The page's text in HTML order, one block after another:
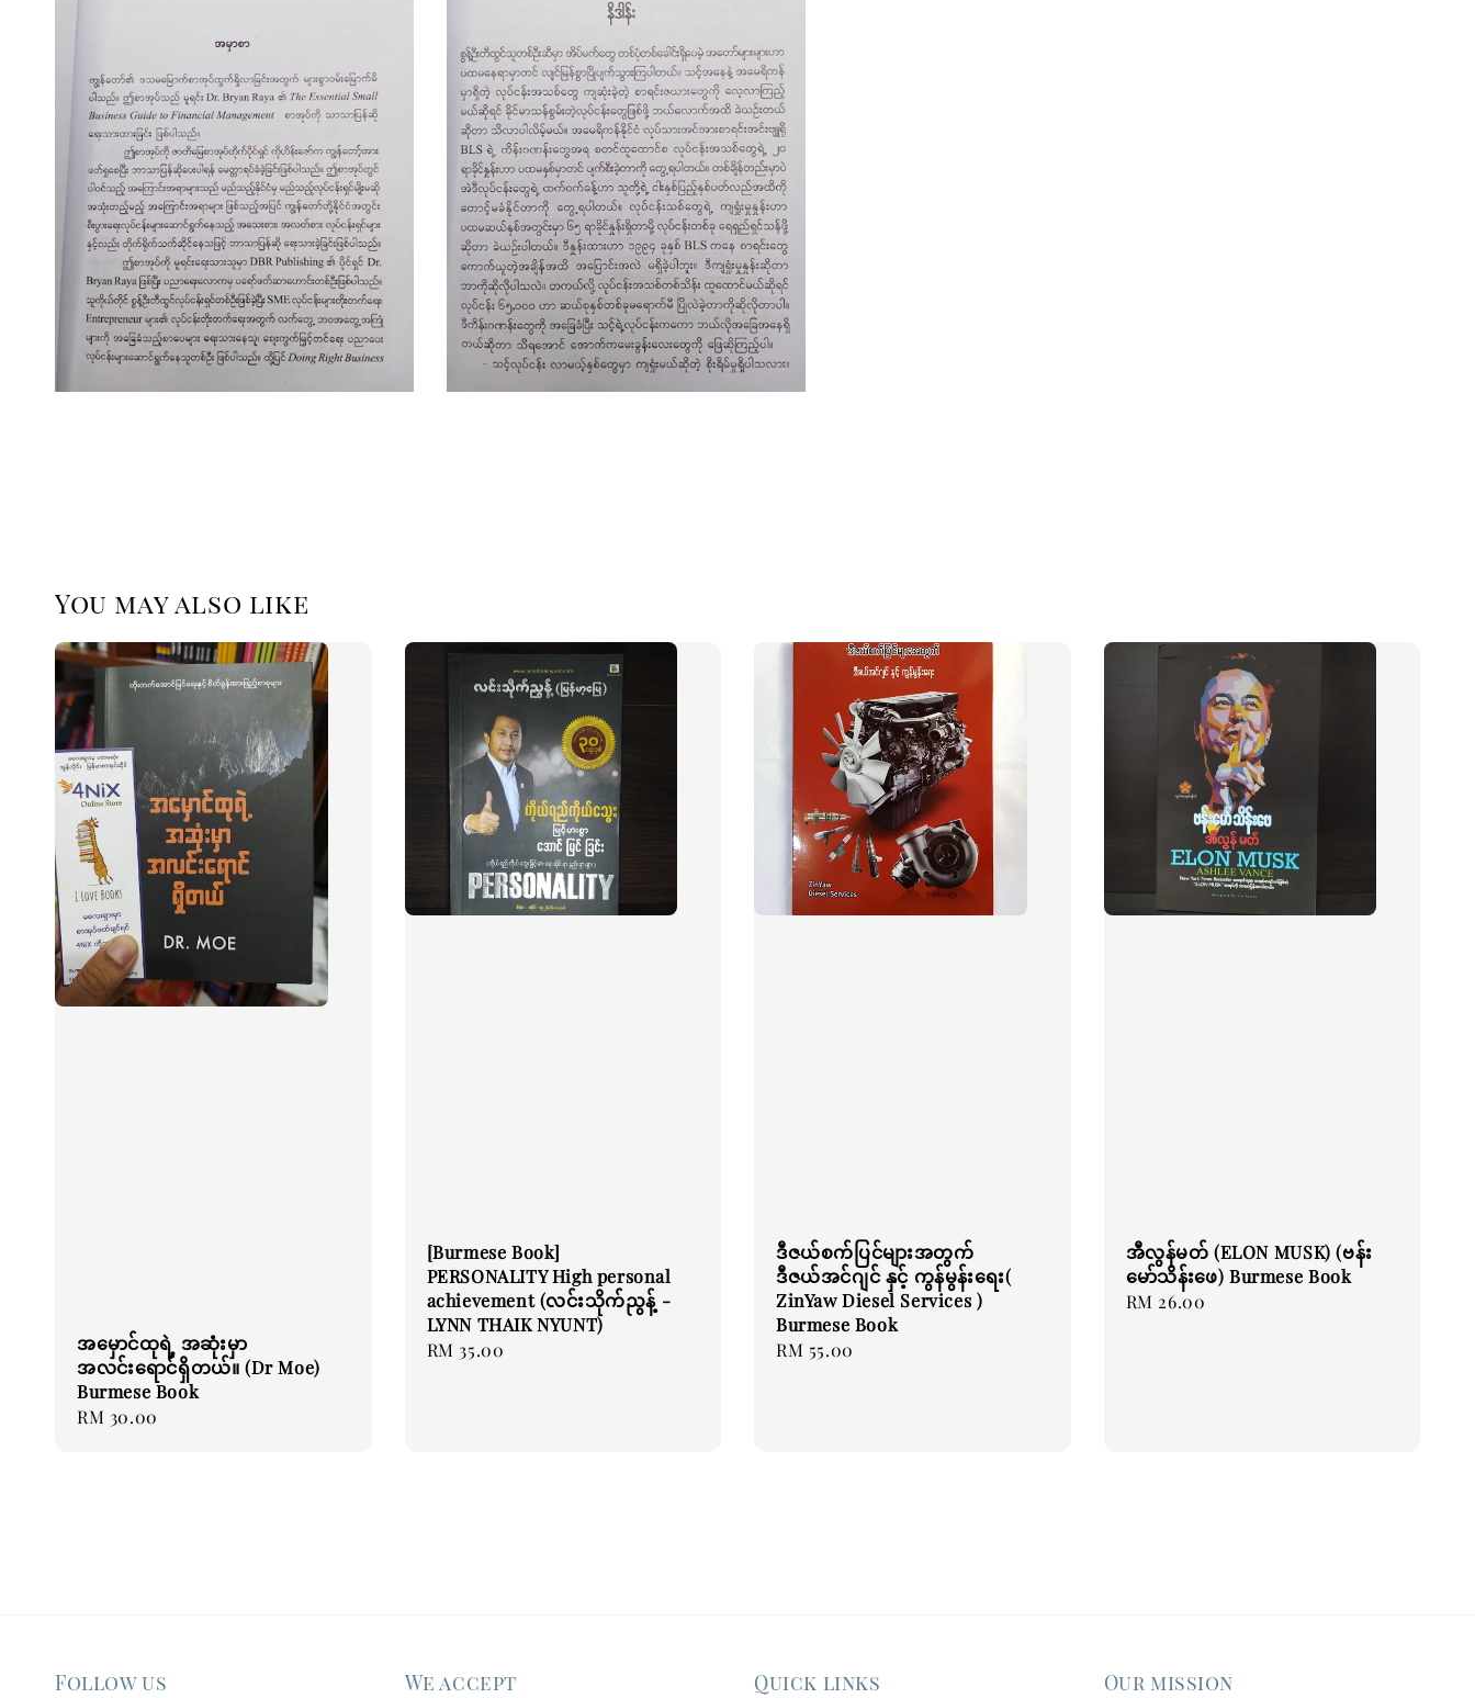
You may also like
အမှောင်ထုရဲ့ အဆုံးမှာ
အလင်းရောင်ရှိတယ်။ (Dr Moe)
Burmese Book
Regular
RM 30.00
[Burmese Book]
PERSONALITY High personal
achievement (လင်းသိုက်ညွန့် -
LYNN THAIK NYUNT)
Regular
RM 35.00
ဒီဇယ်စက်ပြင်များအတွက်
ဒီဇယ်အင်ဂျင် နှင့် ကွန်မွန်းရေး(
ZinYaw Diesel Services )
Burmese Book
Regular
RM 55.00
အီလွန်မတ် (ELON MUSK) (ဗန်း
မော်သိန်းဖေ) Burmese Book
Regular
RM 26.00
Follow us We accept Quick links Our mission